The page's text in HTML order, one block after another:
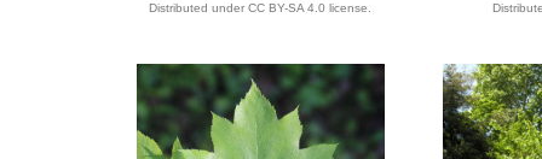
Distributed under CC BY-SA 4.0 license.